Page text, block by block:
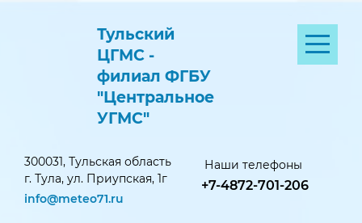
Тульский
ЦГМС -
филиал ФГБУ
"Центральное
УГМС"
300031, Тульская область
г. Тула, ул. Приупская, 1г
info@meteo71.ru
Наши телефоны
+7-4872-701-206